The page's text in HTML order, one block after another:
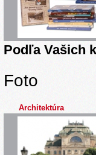
Podľa Vašich
Foto
Architektúra